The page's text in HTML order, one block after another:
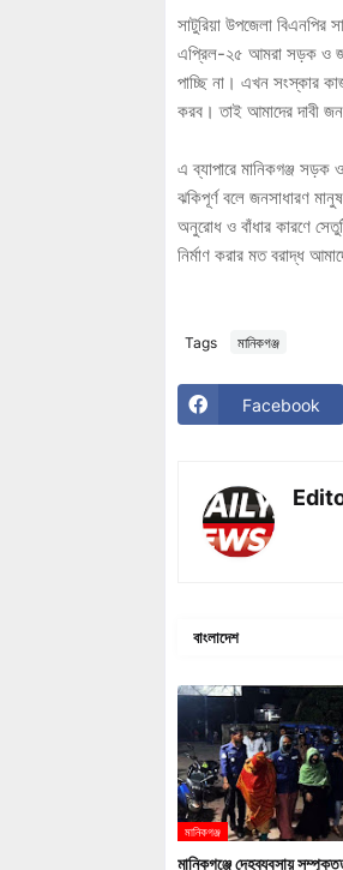
সাটুরিয়া উপজেলা
এপ্রিল-২৫ আমরা সড়ক ও
পাচ্ছি না। এখন সংস্কার
করব। তাই আমাদের দাবী
এ ব্যাপারে মানিকগঞ্জ
ঝকিপূর্ণ বলে জনসাধারণ
অনুরোধ ও বাঁধার কারণে
নির্মাণ করার মত বরাদ্ধ
Tags মানিকগঞ্জ
Facebook
বাংলাদেশ
মানিকগঞ্জ
মানিকগঞ্জে দেহব্যবসায়